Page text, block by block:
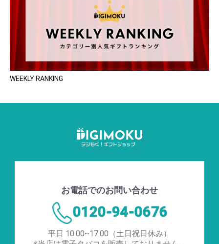
WEEKLY RANKING
お電話でのお問い合わせ
0120-94-0676
平日 10:00~17:00（土日祝日休み）